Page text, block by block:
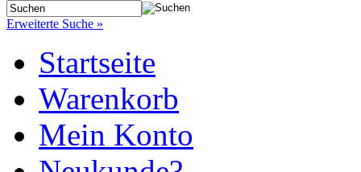
Erweiterte Suche »
Startseite
Warenkorb
Mein Konto